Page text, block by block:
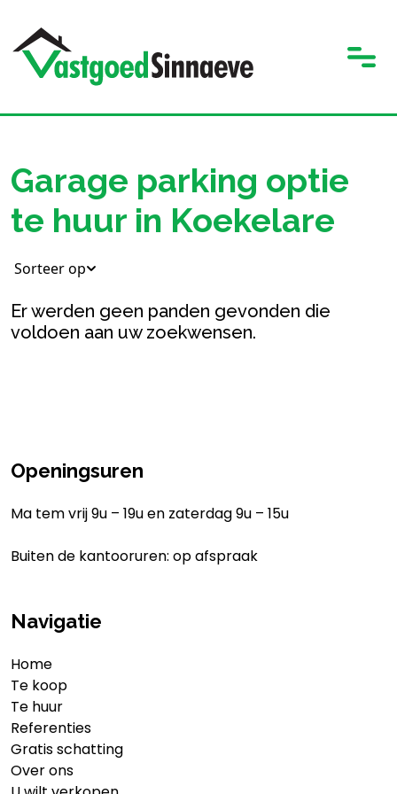
Garage parking optie
te huur in Koekelare
Sorteer op
Er werden geen panden gevonden die
voldoen aan uw zoekwensen.
Openingsuren
Ma tem vrij 9u – 19u en zaterdag 9u – 15u
Buiten de kantooruren: op afspraak
Navigatie
Home
Te koop
Te huur
Referenties
Gratis schatting
Over ons